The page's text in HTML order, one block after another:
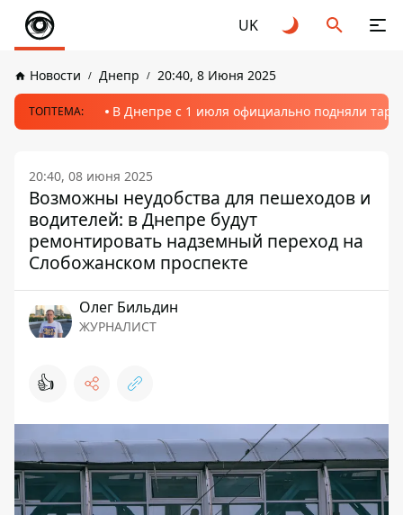
UK
Новости Днепр 20:40, 8 Июня 2025
ТОПТЕМА: В Днепре с 1 июля официально подняли
20:40, 08 июня 2025
Возможны неудобства для пешеходов и
водителей: в Днепре будут
ремонтировать надземный переход на
Слобожанском проспекте
Олег Бильдин
ЖУРНАЛИСТ
👍